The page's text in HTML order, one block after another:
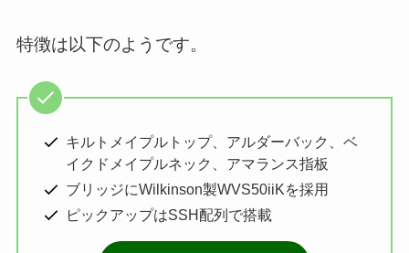
特徴は以下のようです。
キルトメイプルトップ、アルダーバック、ベ
イクドメイプルネック、アマランス指板
ブリッジにWilkinson製WVS50iiKを採用
ピックアップはSSH配列で搭載